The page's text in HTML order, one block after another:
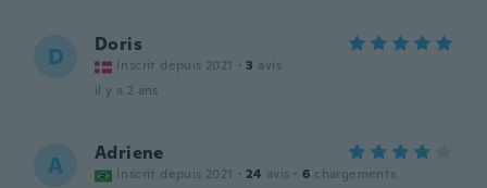
D Doris
Inscrit depuis 2021 · 3 avis
il y a 2 ans
A Adriene
Inscrit depuis 2021 · 24 avis · 6 chargements